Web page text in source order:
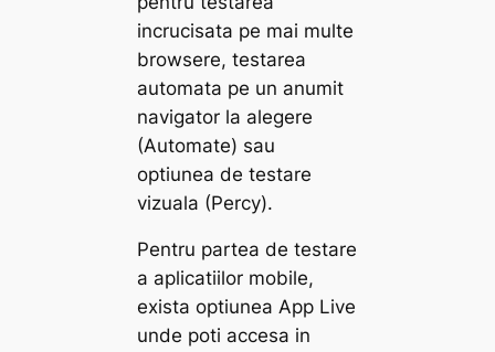
incrucisata pe mai multe
browsere, testarea
automata pe un anumit
navigator la alegere
(Automate) sau
optiunea de testare
vizuala (Percy).
Pentru partea de testare
a aplicatiilor mobile,
exista optiunea App Live
unde poti accesa in